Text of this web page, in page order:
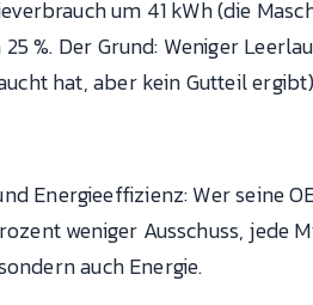
um 41 kWh (die
%. Der Grund: Weniger
hat, aber kein Gutteil
Energieeffizienz: Wer seine
weniger Ausschuss, jede
auch Energie.